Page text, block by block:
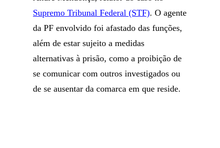
Supremo Tribunal Federal (STF). O agente
da PF envolvido foi afastado das funções,
além de estar sujeito a medidas
alternativas à prisão, como a proibição de
se comunicar com outros investigados ou
de se ausentar da comarca em que reside.